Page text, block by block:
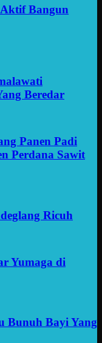
Bangun
Beredar
Panen Padi
Perdana Sawit
Ricuh
Yumaga di
Bunuh Bayi Yang